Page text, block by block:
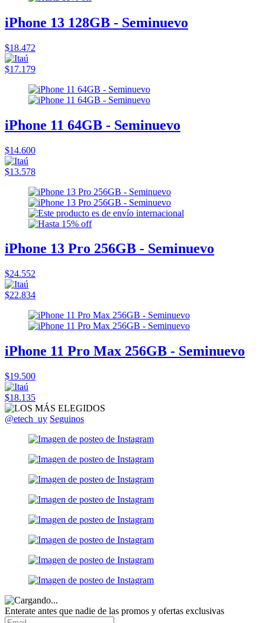
iPhone 13 128GB - Seminuevo
$18.472
$17.179
iPhone 11 64GB - Seminuevo
$14.600
$13.578
iPhone 13 Pro 256GB - Seminuevo
$24.552
$22.834
iPhone 11 Pro Max 256GB - Seminuevo
$19.500
$18.135
@etech_uy Seguinos
Enterate antes que nadie de las promos y ofertas exclusivas